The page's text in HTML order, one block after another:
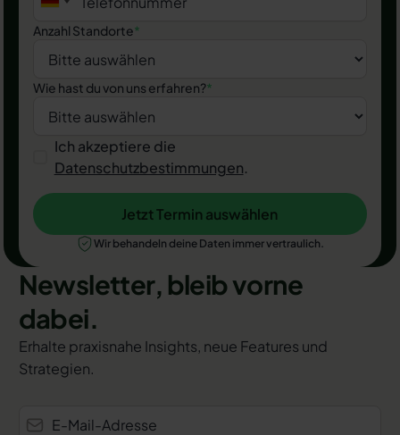
Anzahl Standorte*
Wie hast du von uns erfahren?*
Ich akzeptiere die
Datenschutzbestimmungen.
Jetzt Termin auswählen
Jetzt Termin auswählen
Wir behandeln deine Daten immer vertraulich.
Newsletter, bleib vorne
dabei.
Erhalte praxisnahe Insights, neue Features und
Strategien.